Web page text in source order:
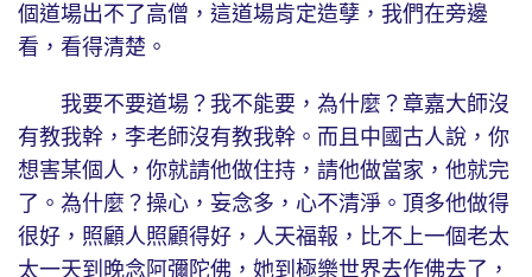
個道場出不了高僧，這道場肯定造孽，我們在旁邊
看，看得清楚。
我要不要道場？我不能要，為什麼？章嘉大師沒
有教我幹，李老師沒有教我幹。而且中國古人說，你
想害某個人，你就請他做住持，請他做當家，他就完
了。為什麼？操心，妄念多，心不清淨。頂多他做得
很好，照顧人照顧得好，人天福報，比不上一個老太
太一天到晚念阿彌陀佛，她到極樂世界去作佛去了，